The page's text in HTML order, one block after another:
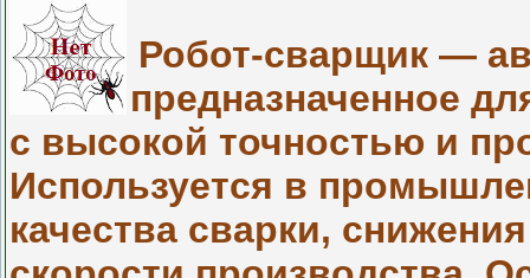
Робот-сварщик —
предназначенное
с высокой точностью и
Используется в
качества сварки,